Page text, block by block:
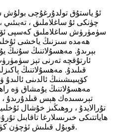
ئۇ ياستۇق تولدۇرغۇچى بولۇش
چۈنكى ئۇ ساغلاملىق ، تەبىئىي
سۈمۈرۈش ساغلاملىق كەسپى
ھەمدە سىزنىڭ ياخشى
بېرىدۇ. مەھسۇلاتنىڭ
ئارتۇقچە تەرنى تېز
قىلىدۇ. مەھسۇلاتنىڭ
كۆپىيىشىنىڭ ئالدىنى
مەھسۇلاتنىڭ يۇمشاق ۋە
تېرىسىدەك ھېس قىلدۇرىدۇ ،
تۇرالايدۇ ، روھىڭىز خۇشال
ھاياتتىكى خىرىسلارغا تاقابىل
قوبۇل قىلىش ئۈچۈن كۈچ ۋە ساغلام بەدەن ئاتا قىلىدۇ.